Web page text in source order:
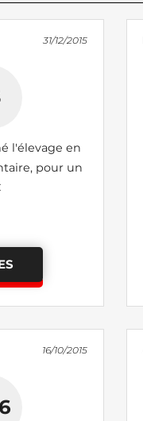
31/12/2015
l'élevage en
pour un
16/10/2015